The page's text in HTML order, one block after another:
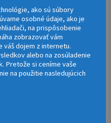
ako sú súbory
osobné údaje, ako je
na prispôsobenie
zobrazovať vám
váš dojem z internetu.
alebo na zosúladenie
Pretože si ceníme vaše
na použitie nasledujúcich